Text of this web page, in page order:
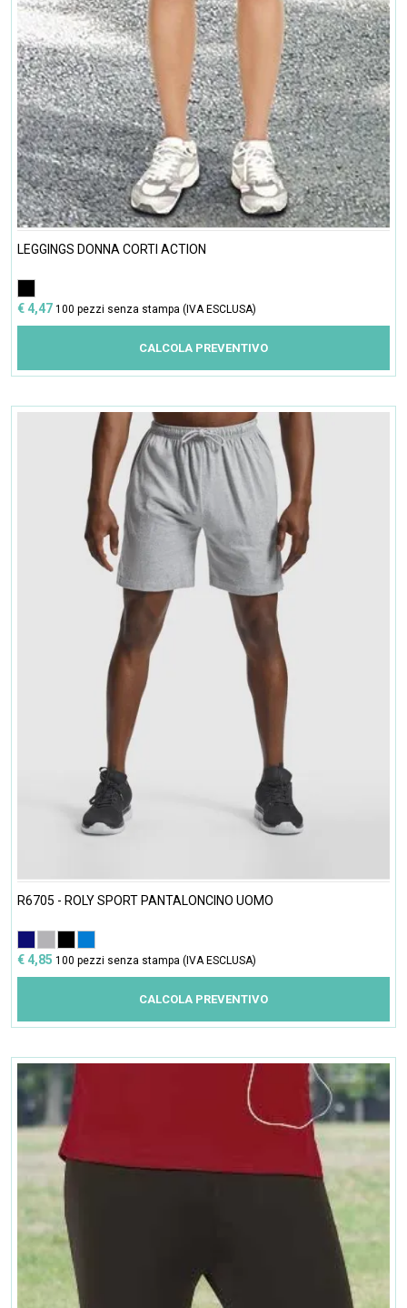
LEGGINGS DONNA CORTI ACTION
€ 4,47 100 pezzi senza stampa (IVA ESCLUSA)
CALCOLA PREVENTIVO
R6705 - ROLY SPORT PANTALONCINO UOMO
€ 4,85 100 pezzi senza stampa (IVA ESCLUSA)
CALCOLA PREVENTIVO